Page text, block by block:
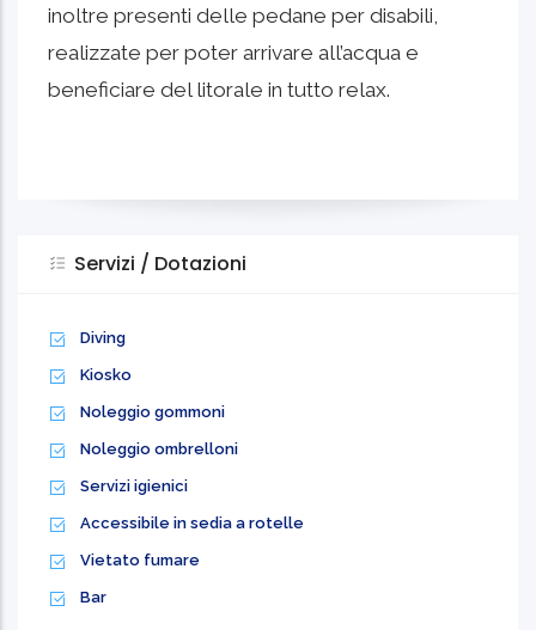
inoltre presenti delle pedane per disabili,
realizzate per poter arrivare all’acqua e
beneficiare del litorale in tutto relax.
Servizi / Dotazioni
Diving
Kiosko
Noleggio gommoni
Noleggio ombrelloni
Servizi igienici
Accessibile in sedia a rotelle
Vietato fumare
Bar